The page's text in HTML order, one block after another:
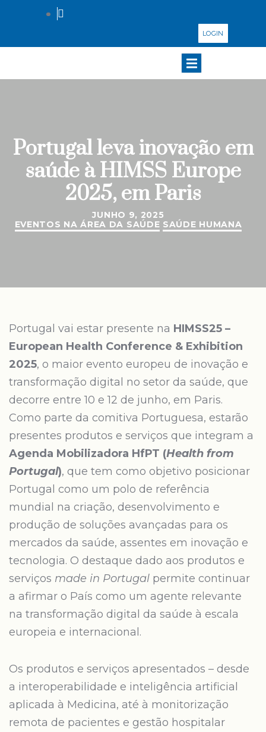
LOGIN
Portugal leva inovação em
saúde à HIMSS Europe
2025, em Paris
JUNHO 9, 2025
EVENTOS NA ÁREA DA SAÚDE SAÚDE HUMANA
Portugal vai estar presente na HIMSS25 –
European Health Conference & Exhibition
2025, o maior evento europeu de inovação e
transformação digital no setor da saúde, que
decorre entre 10 e 12 de junho, em Paris.
Como parte da comitiva Portuguesa, estarão
presentes produtos e serviços que integram a
Agenda Mobilizadora HfPT (Health from
Portugal), que tem como objetivo posicionar
Portugal como um polo de referência
mundial na criação, desenvolvimento e
produção de soluções avançadas para os
mercados da saúde, assentes em inovação e
tecnologia. O destaque dado aos produtos e
serviços made in Portugal permite continuar
a afirmar o País como um agente relevante
na transformação digital da saúde à escala
europeia e internacional.
Os produtos e serviços apresentados – desde
a interoperabilidade e inteligência artificial
aplicada à Medicina, até à monitorização
remota de pacientes e gestão hospitalar